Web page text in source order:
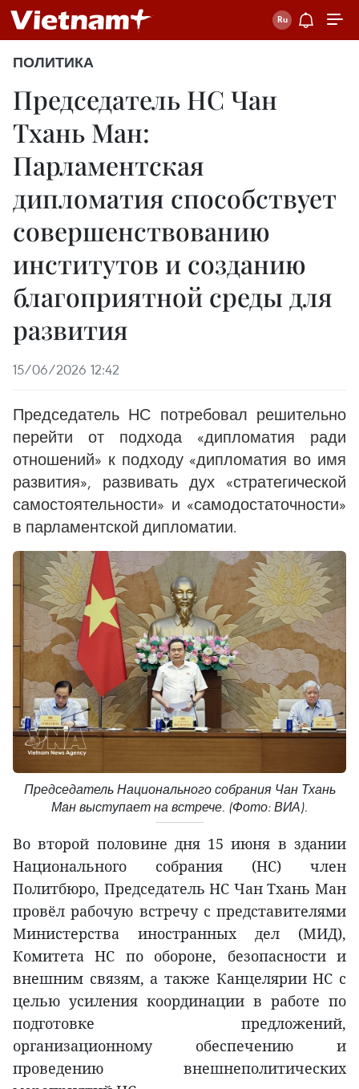
ПОЛИТИКА
Председатель НС Чан
Тхань Ман:
Парламентская
дипломатия способствует
совершенствованию
институтов и созданию
благоприятной среды для
развития
15/06/2026 12:42
Председатель НС потребовал решительно
перейти от подхода «дипломатия ради
отношений» к подходу «дипломатия во имя
развития», развивать дух «стратегической
самостоятельности» и «самодостаточности»
в парламентской дипломатии.
Председатель Национального собрания Чан Тхань
Ман выступает на встрече. (Фото: ВИА).
Во второй половине дня 15 июня в здании
Национального собрания (НС) член
Политбюро, Председатель НС Чан Тхань Ман
провёл рабочую встречу с представителями
Министерства иностранных дел (МИД),
Комитета НС по обороне, безопасности и
внешним связям, а также Канцелярии НС с
целью усиления координации в работе по
подготовке предложений,
организационному обеспечению и
проведению внешнеполитических